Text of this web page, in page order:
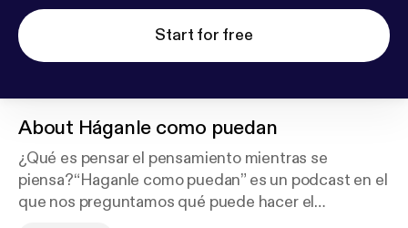
Start for free
About Háganle como puedan
¿Qué es pensar el pensamiento mientras se
piensa?“Haganle como puedan” es un podcast en el
que nos preguntamos qué puede hacer el